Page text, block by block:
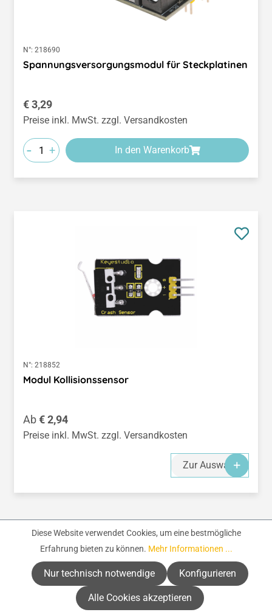
N°: 218690
Spannungsversorgungsmodul für Steckplatinen
Regulärer Preis:
€ 3,29
Preise inkl. MwSt. zzgl. Versandkosten
- + In den Warenkorb
N°: 218852
Modul Kollisionssensor
Regulärer Preis:
Ab€ 2,94
Preise inkl. MwSt. zzgl. Versandkosten
Zur Auswahl
Seite
1 Seite
2 Seite
3 Seite
4 Seite
5
Diese Website verwendet Cookies, um eine bestmögliche
Erfahrung bieten zu können. Mehr Informationen ...
Nur technisch notwendige Konfigurieren
Alle Cookies akzeptieren